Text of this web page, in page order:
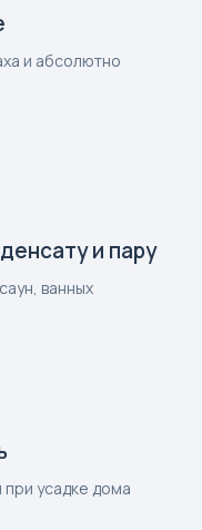
и абсолютно
и пару
ванных
усадке дома